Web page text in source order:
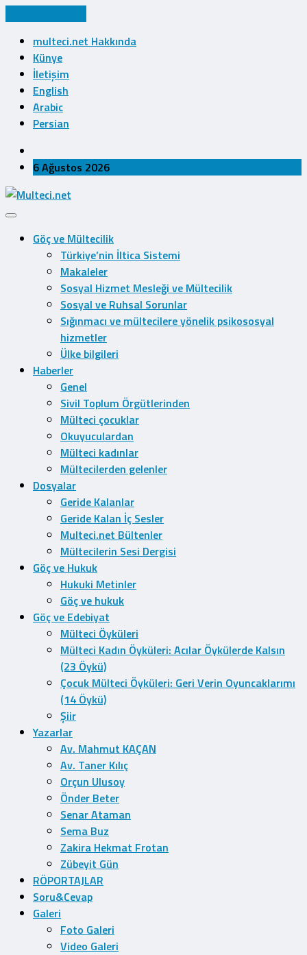
multeci.net Hakkında
Künye
İletişim
English
Arabic
Persian
6 Ağustos 2026
Göç ve Mültecilik
Türkiye’nin İltica Sistemi
Makaleler
Sosyal Hizmet Mesleği ve Mültecilik
Sosyal ve Ruhsal Sorunlar
Sığınmacı ve mültecilere yönelik psikososyal
hizmetler
Ülke bilgileri
Haberler
Genel
Sivil Toplum Örgütlerinden
Mülteci çocuklar
Okuyuculardan
Mülteci kadınlar
Mültecilerden gelenler
Dosyalar
Geride Kalanlar
Geride Kalan İç Sesler
Multeci.net Bültenler
Mültecilerin Sesi Dergisi
Göç ve Hukuk
Hukuki Metinler
Göç ve hukuk
Göç ve Edebiyat
Mülteci Öyküleri
Mülteci Kadın Öyküleri: Acılar Öykülerde Kalsın
(23 Öykü)
Çocuk Mülteci Öyküleri: Geri Verin Oyuncaklarımı
(14 Öykü)
Şiir
Yazarlar
Av. Mahmut KAÇAN
Av. Taner Kılıç
Orçun Ulusoy
Önder Beter
Senar Ataman
Sema Buz
Zakira Hekmat Frotan
Zübeyit Gün
RÖPORTAJLAR
Soru&Cevap
Galeri
Foto Galeri
Video Galeri